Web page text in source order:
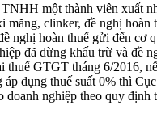
một thành viên xuất
măng, clinker, đề nghị hoàn
nghị hoàn thuế gửi đến cơ
đã dừng khấu trừ và đề
GTGT tháng 6/2016,
dụng thuế suất 0% thì
doanh nghiệp theo quy định